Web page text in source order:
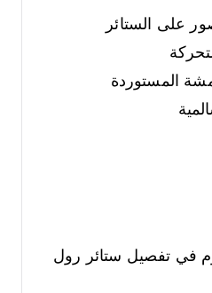
على الستائر
المستوردة
في تفصيل ستائر رول